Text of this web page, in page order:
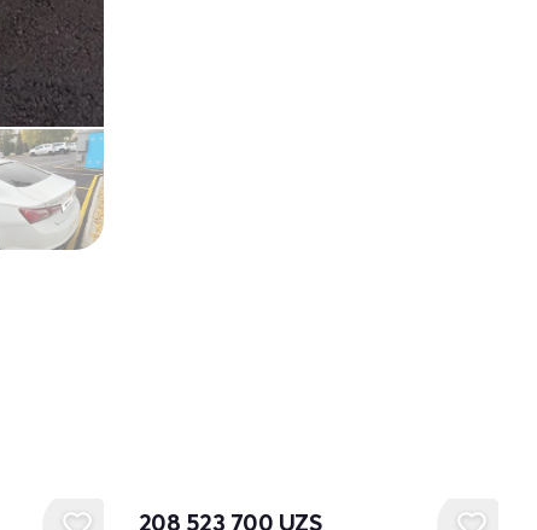
208 523 700 UZS